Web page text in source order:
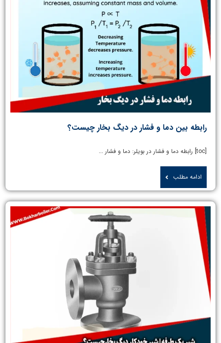
رابطه بین دما و فشار در دیگ بخار چیست؟
[toc] رابطه دما و فشار در بویلر: دما و فشار ...
ادامه مطلب